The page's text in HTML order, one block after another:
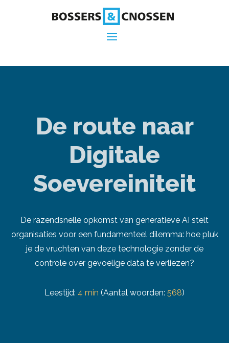
De route naar
Digitale
Soevereiniteit
De razendsnelle opkomst van generatieve AI stelt
organisaties voor een fundamenteel dilemma: hoe pluk
je de vruchten van deze technologie zonder de
controle over gevoelige data te verliezen?
Leestijd: 4 min (Aantal woorden: 568)